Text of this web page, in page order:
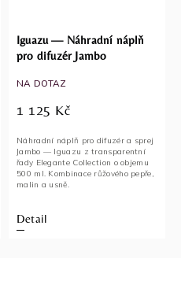
Iguazu — Náhradní náplň
pro difuzér Jambo
NA DOTAZ
1 125 Kč
Detail
Náhradní náplň pro difuzér a sprej
Jambo — Iguazu z transparentní
řady Elegante Collection o objemu
500 ml. Kombinace růžového pepře,